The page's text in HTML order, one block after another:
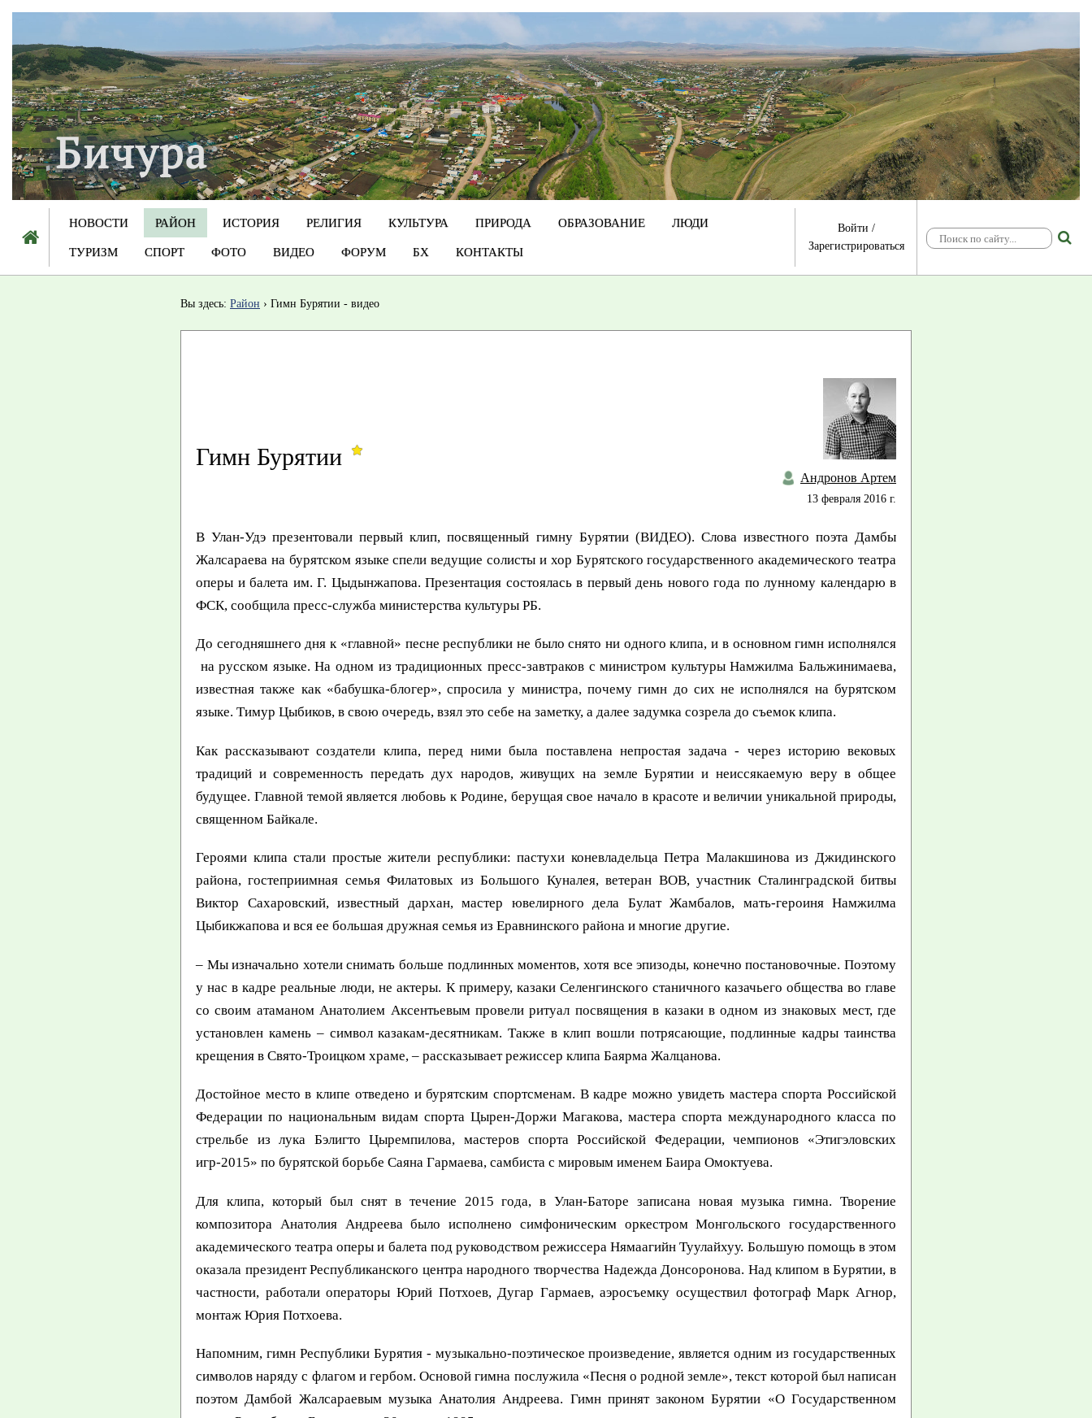
НОВОСТИ РАЙОН ИСТОРИЯ РЕЛИГИЯ КУЛЬТУРА ПРИРОДА ОБРАЗОВАНИЕ ЛЮДИ
ТУРИЗМ СПОРТ ФОТО ВИДЕО ФОРУМ БХ КОНТАКТЫ
Войти /
Зарегистрироваться
Вы здесь: Район Гимн Бурятии - видео
Андронов Артем
13 февраля 2016 г.
Гимн Бурятии
В Улан-Удэ презентовали первый клип, посвященный гимну Бурятии (ВИДЕО). Слова известного поэта Дамбы
Жалсараева на бурятском языке спели ведущие солисты и хор Бурятского государственного академического театра
оперы и балета им. Г. Цыдынжапова. Презентация состоялась в первый день нового года по лунному календарю в
ФСК, сообщила пресс-служба министерства культуры РБ.
До сегодняшнего дня к «главной» песне республики не было снято ни одного клипа, и в основном гимн исполнялся
на русском языке. На одном из традиционных пресс-завтраков с министром культуры Намжилма Бальжинимаева,
известная также как «бабушка-блогер», спросила у министра, почему гимн до сих не исполнялся на бурятском
языке. Тимур Цыбиков, в свою очередь, взял это себе на заметку, а далее задумка созрела до съемок клипа.
Как рассказывают создатели клипа, перед ними была поставлена непростая задача - через историю вековых
традиций и современность передать дух народов, живущих на земле Бурятии и неиссякаемую веру в общее
будущее. Главной темой является любовь к Родине, берущая свое начало в красоте и величии уникальной природы,
священном Байкале.
Героями клипа стали простые жители республики: пастухи коневладельца Петра Малакшинова из Джидинского
района, гостеприимная семья Филатовых из Большого Куналея, ветеран ВОВ, участник Сталинградской битвы
Виктор Сахаровский, известный дархан, мастер ювелирного дела Булат Жамбалов, мать-героиня Намжилма
Цыбикжапова и вся ее большая дружная семья из Еравнинского района и многие другие.
– Мы изначально хотели снимать больше подлинных моментов, хотя все эпизоды, конечно постановочные. Поэтому
у нас в кадре реальные люди, не актеры. К примеру, казаки Селенгинского станичного казачьего общества во главе
со своим атаманом Анатолием Аксентьевым провели ритуал посвящения в казаки в одном из знаковых мест, где
установлен камень – символ казакам-десятникам. Также в клип вошли потрясающие, подлинные кадры таинства
крещения в Свято-Троицком храме, – рассказывает режиссер клипа Баярма Жалцанова.
Достойное место в клипе отведено и бурятским спортсменам. В кадре можно увидеть мастера спорта Российской
Федерации по национальным видам спорта Цырен-Доржи Магакова, мастера спорта международного класса по
стрельбе из лука Бэлигто Цыремпилова, мастеров спорта Российской Федерации, чемпионов «Этигэловских
игр-2015» по бурятской борьбе Саяна Гармаева, самбиста с мировым именем Баира Омоктуева.
Для клипа, который был снят в течение 2015 года, в Улан-Баторе записана новая музыка гимна. Творение
композитора Анатолия Андреева было исполнено симфоническим оркестром Монгольского государственного
академического театра оперы и балета под руководством режиссера Нямаагийн Туулайхуу. Большую помощь в этом
оказала президент Республиканского центра народного творчества Надежда Донсоронова. Над клипом в Бурятии, в
частности, работали операторы Юрий Потхоев, Дугар Гармаев, аэросъемку осуществил фотограф Марк Агнор,
монтаж Юрия Потхоева.
Напомним, гимн Республики Бурятия - музыкально-поэтическое произведение, является одним из государственных
символов наряду с флагом и гербом. Основой гимна послужила «Песня о родной земле», текст которой был написан
поэтом Дамбой Жалсараевым музыка Анатолия Андреева. Гимн принят законом Бурятии «О Государственном